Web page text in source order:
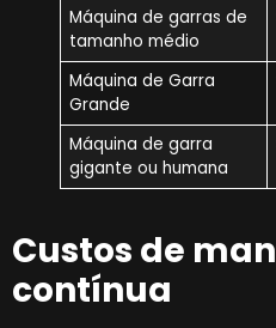
Máquina de garras de
tamanho médio
Máquina de Garra
Grande
Máquina de garra
gigante ou humana
Custos de
contínua